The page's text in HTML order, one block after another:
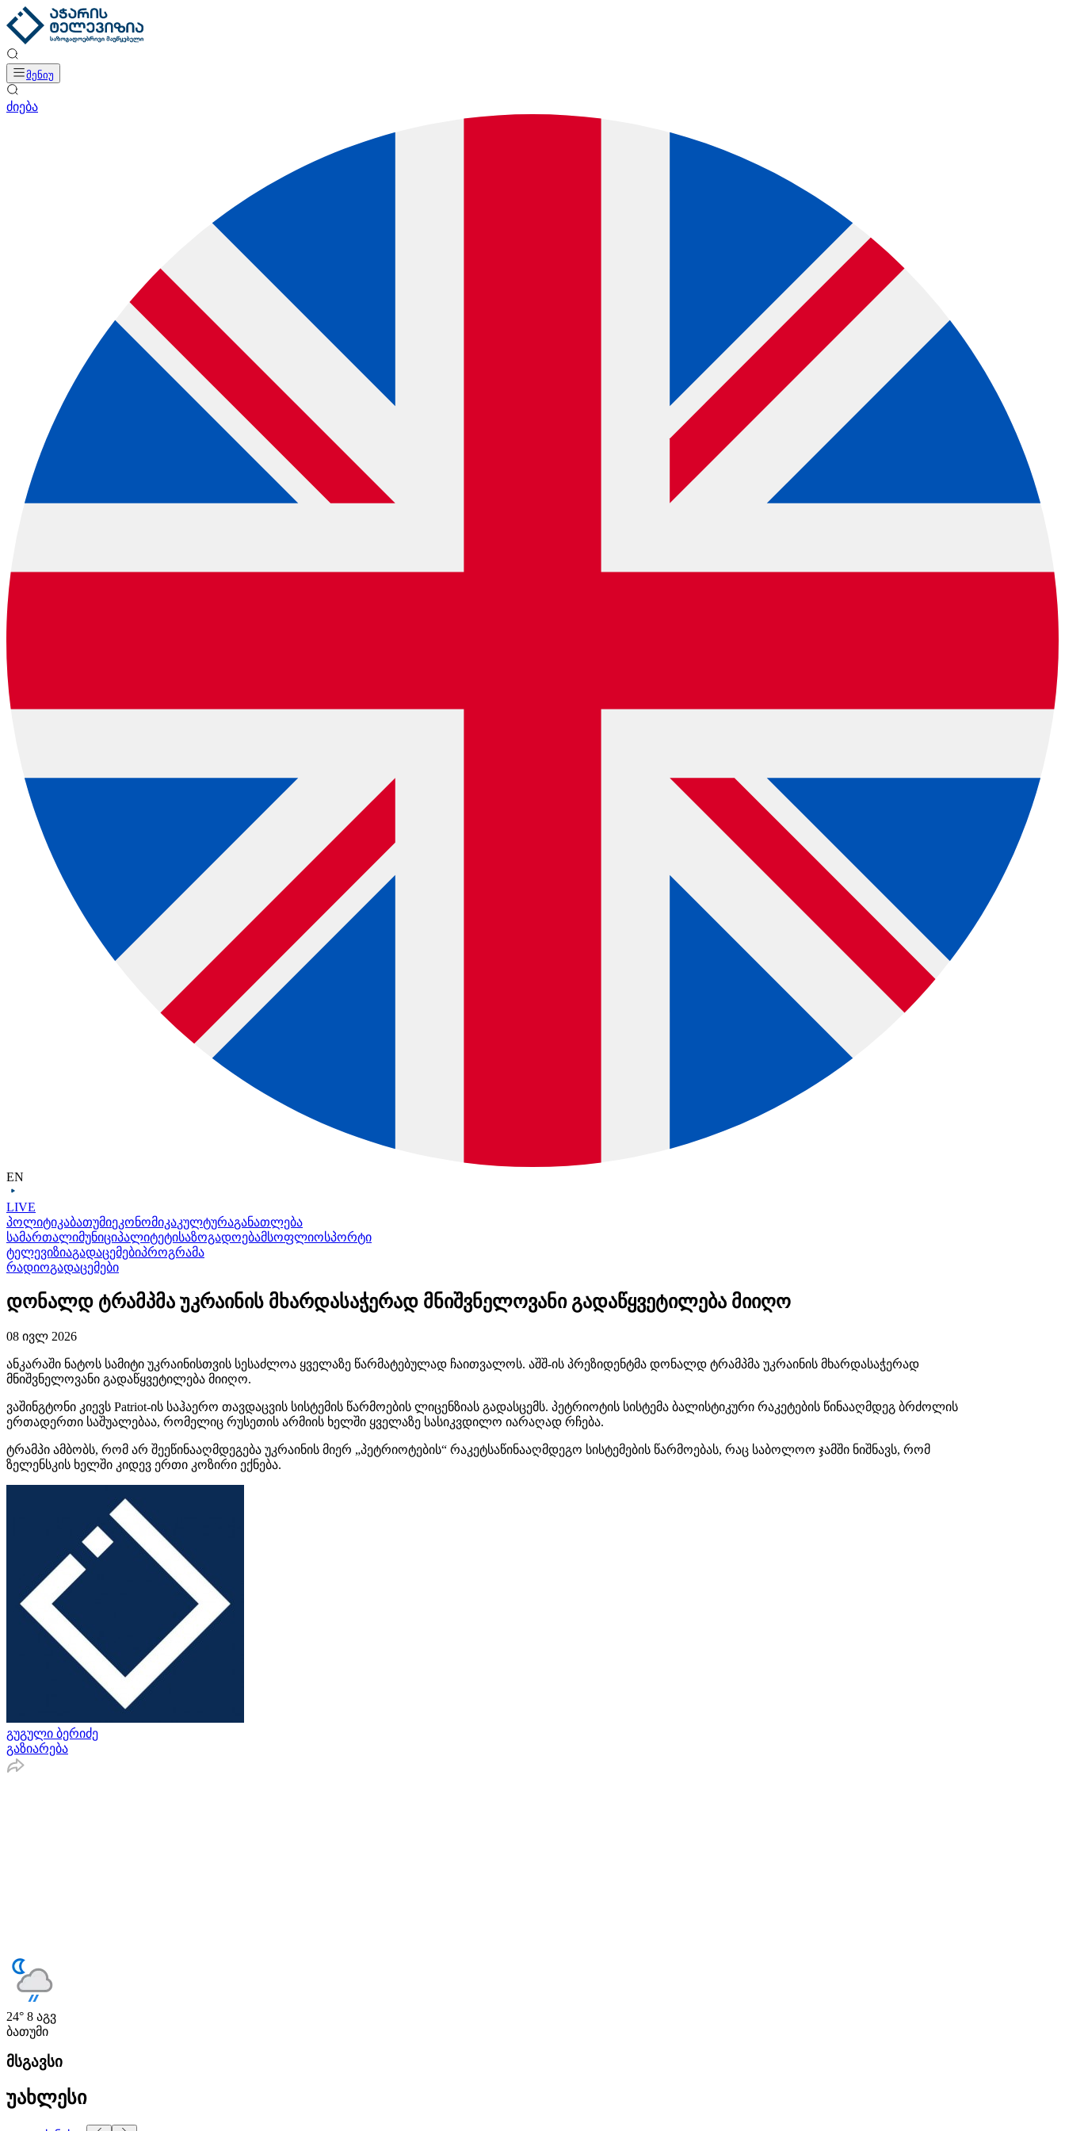
მენიუ
ძიება
EN
LIVE
პოლიტიკაბათუმიეკონომიკაკულტურაგანათლება
სამართალიმუნიციპალიტეტისაზოგადოებამსოფლიოსპორტი
ტელევიზიაგადაცემებიპროგრამა
რადიოგადაცემები
დონალდ ტრამპმა უკრაინის მხარდასაჭერად მნიშვნელოვანი გადაწყვეტილება მიიღო
08 ივლ 2026
ანკარაში ნატოს სამიტი უკრაინისთვის სესაძლოა ყველაზე წარმატებულად ჩაითვალოს. აშშ-ის პრეზიდენტმა დონალდ ტრამპმა უკრაინის მხარდასაჭერად
მნიშვნელოვანი გადაწყვეტილება მიიღო.
ვაშინგტონი კიევს Patriot-ის საჰაერო თავდაცვის სისტემის წარმოების ლიცენზიას გადასცემს. პეტრიოტის სისტემა ბალისტიკური რაკეტების წინააღმდეგ ბრძოლის
ერთადერთი საშუალებაა, რომელიც რუსეთის არმიის ხელში ყველაზე სასიკვდილო იარაღად რჩება.
ტრამპი ამბობს, რომ არ შეეწინააღმდეგება უკრაინის მიერ „პეტრიოტების“ რაკეტსაწინააღმდეგო სისტემების წარმოებას, რაც საბოლოო ჯამში ნიშნავს, რომ
ზელენსკის ხელში კიდევ ერთი კოზირი ექნება.
გუგული ბერიძე
გაზიარება
24° 8 აგვ
ბათუმი
მსგავსი
უახლესი